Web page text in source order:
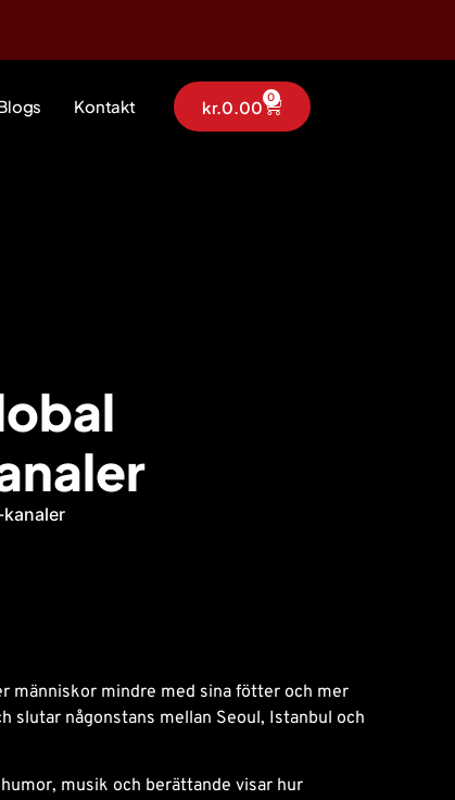
Kontakt kr.0.00 0
människor mindre med sina fötter och mer
slutar någonstans mellan Seoul, Istanbul och
musik och berättande visar hur